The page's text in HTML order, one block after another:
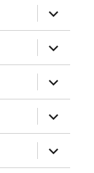
anzeigen
anzeigen
anzeigen
anzeigen
anzeigen